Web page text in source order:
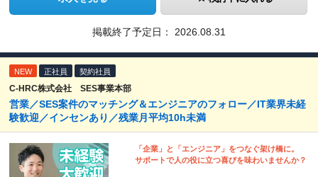
掲載終了予定日： 2026.08.31
NEW 正社員 契約社員
C-HRC株式会社 SES事業本部
営業／SES案件のマッチング＆エンジニアのフォロー／IT業界未経
験歓迎／インセンあり／残業月平均10h未満
「企業」と「エンジニア」をつなぐ架け橋に。
サポートで人の役に立つ喜びを味わいませんか？